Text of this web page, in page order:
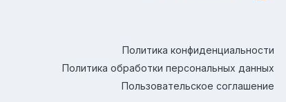
Политика конфиденциальности
Политика обработки персональных данных
Пользовательское соглашение